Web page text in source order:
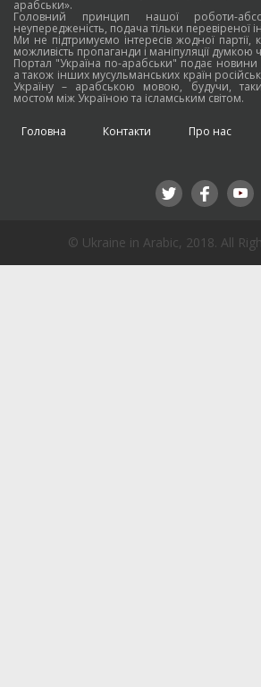
арабськи».
Головний принцип нашої роботи-
неупередженість, подача тільки перевіреної
Ми не підтримуємо інтересів жодної партії,
можливість пропаганди і маніпуляції думкою
Портал "Україна по-арабськи" подає новини
а також інших мусульманських країн
Україну – арабською мовою, будучи,
мостом між Україною та ісламським світом.
Головна Контакти Про нас
© Ukraine in Arabic, 2018. All